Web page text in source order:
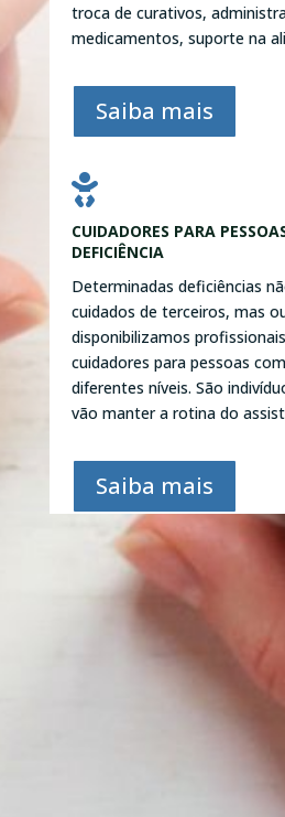
troca de curativos,
medicamentos, suporte na
Saiba mais

CUIDADORES PARA
DEFICIÊNCIA
Determinadas deficiências
cuidados de terceiros, mas
disponibilizamos
cuidadores para pessoas
diferentes níveis. São
vão manter a rotina do
Saiba mais